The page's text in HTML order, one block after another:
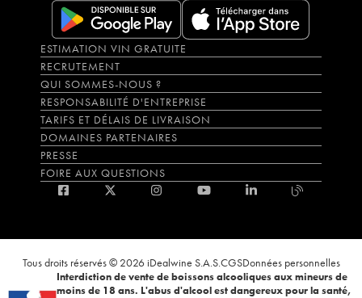
ESTIMATION VIN GRATUITE
RECRUTEMENT
QUI SOMMES-NOUS ?
RESPONSABILITÉ D'ENTREPRISE
TARIFS ET DÉLAIS DE LIVRAISON
DOMAINES PARTENAIRES
PRESSE
FOIRE AUX QUESTIONS
Tous droits réservés © 2026 iDealwine S.A.S.CGSDonnées personnelles
Interdiction de vente de boissons alcooliques aux mineurs de
moins de 18 ans. L'abus d'alcool est dangereux pour la santé,